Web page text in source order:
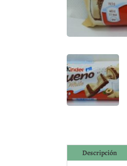
Descripción